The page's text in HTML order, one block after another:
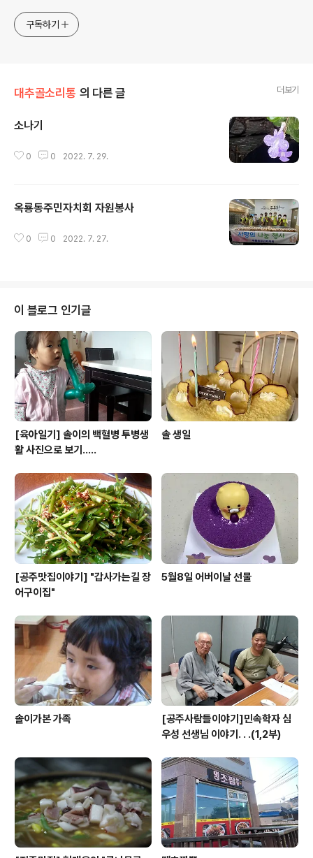
구독하기
대추골소리통 의 다른 글 더보기
소나기
0 0 2022. 7. 29.
옥룡동주민자치회 자원봉사
0 0 2022. 7. 27.
이 블로그 인기글
[육아일기] 솔이의 백혈병 투병생
활 사진으로 보기.....
솔 생일
[공주맛집이야기] "갑사가는길 장
어구이집"
5월8일 어버이날 선물
솔이가본 가족
[공주사람들이야기]민속학자 심
우성 선생님 이야기. . .(1,2부)